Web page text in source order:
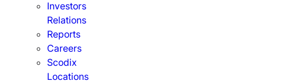
Investors
Relations
Reports
Careers
Scodix
Locations